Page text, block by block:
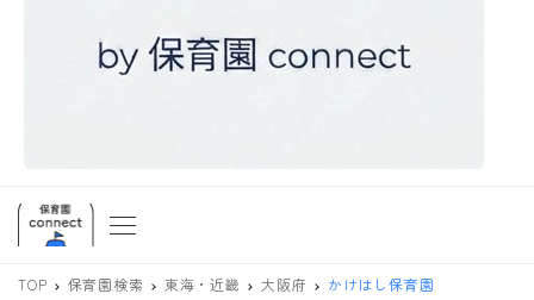
TOP 保育園検索 東海・近畿 大阪府 かけはし保育園